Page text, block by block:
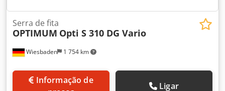
Wiesbaden 1 754 km
Serra de fita
OPTIMUM Opti S 310 DG Vario
Ligar